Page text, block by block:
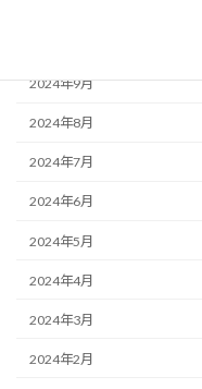
2024年9月
2024年8月
2024年7月
2024年6月
2024年5月
2024年4月
2024年3月
2024年2月